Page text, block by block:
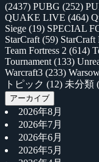
(2437) PUBG (252)
QUAKE LIVE (464)
Siege (19) SPECIAL
StarCraft (59) StarCraft
Team Fortress 2 (614)
Tournament (133)
Warcraft3 (233)
トピック (12) 未分類
アーカイブ
2026年8月
2026年7月
2026年6月
2026年5月